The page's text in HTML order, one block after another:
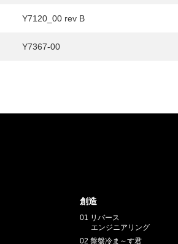
Y7120_00 rev B
Y7367-00
創造
01 リバース
エンジニアリング
02 盤盤冷ま～す君